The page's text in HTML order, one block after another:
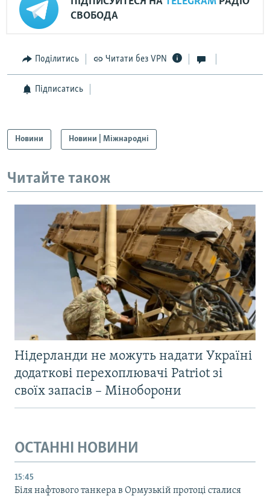
СВОБОДА
Поділитись Читати без VPN
Підписатись
Новини Новини | Міжнародні
Читайте також
Нідерланди не можуть надати Україні
додаткові перехоплювачі Patriot зі
своїх запасів – Міноборони
ОСТАННІ НОВИНИ
15:45
Біля нафтового танкера в Ормузькій протоці сталися